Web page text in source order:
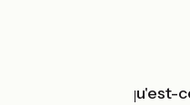
Accueil Vélo qu'est-